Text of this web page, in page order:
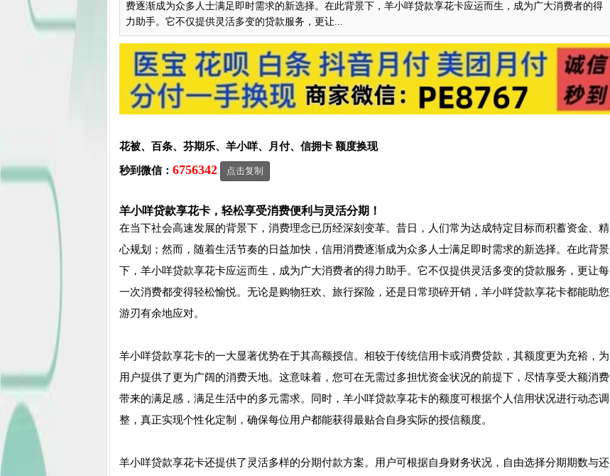
费逐渐成为众多人士满足即时需求的新选择。在此背景下，羊小咩贷款享花卡应运而生，成为广大消费者的得
力助手。它不仅提供灵活多变的贷款服务，更让...
花被、百条、芬期乐、羊小咩、月付、信拥卡 额度换现
秒到微信： 6756342 点击复制
羊小咩贷款享花卡，轻松享受消费便利与灵活分期！
在当下社会高速发展的背景下，消费理念已历经深刻变革。昔日，人们常为达成特定目标而积蓄资金、精
心规划；然而，随着生活节奏的日益加快，信用消费逐渐成为众多人士满足即时需求的新选择。在此背景
下，羊小咩贷款享花卡应运而生，成为广大消费者的得力助手。它不仅提供灵活多变的贷款服务，更让每
一次消费都变得轻松愉悦。无论是购物狂欢、旅行探险，还是日常琐碎开销，羊小咩贷款享花卡都能助您
游刃有余地应对。
羊小咩贷款享花卡的一大显著优势在于其高额授信。相较于传统信用卡或消费贷款，其额度更为充裕，为
用户提供了更为广阔的消费天地。这意味着，您可在无需过多担忧资金状况的前提下，尽情享受大额消费
带来的满足感，满足生活中的多元需求。同时，羊小咩贷款享花卡的额度可根据个人信用状况进行动态调
整，真正实现个性化定制，确保每位用户都能获得最贴合自身实际的授信额度。
羊小咩贷款享花卡还提供了灵活多样的分期付款方案。用户可根据自身财务状况，自由选择分期期数与还